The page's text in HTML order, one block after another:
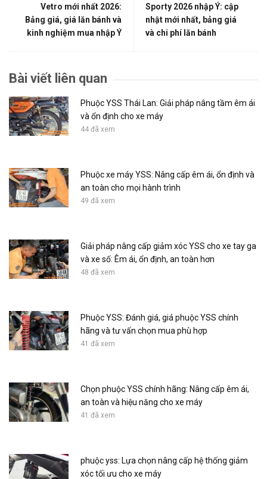
Vetro mới nhất 2026:
Bảng giá, giá lăn bánh và
kinh nghiệm mua nhập Ý
Sporty 2026 nhập Ý: cập
nhật mới nhất, bảng giá
và chi phí lăn bánh
Bài viết liên quan
Phuộc YSS Thái Lan: Giải pháp nâng tầm êm ái
và ổn định cho xe máy
44 đã xem
Phuộc xe máy YSS: Nâng cấp êm ái, ổn định và
an toàn cho mọi hành trình
49 đã xem
Giải pháp nâng cấp giảm xóc YSS cho xe tay ga
và xe số: Êm ái, ổn định, an toàn hơn
48 đã xem
Phuộc YSS: Đánh giá, giá phuộc YSS chính
hãng và tư vấn chọn mua phù hợp
41 đã xem
Chọn phuộc YSS chính hãng: Nâng cấp êm ái,
an toàn và hiệu năng cho xe máy
41 đã xem
phuộc yss: Lựa chọn nâng cấp hệ thống giảm
xóc tối ưu cho xe máy